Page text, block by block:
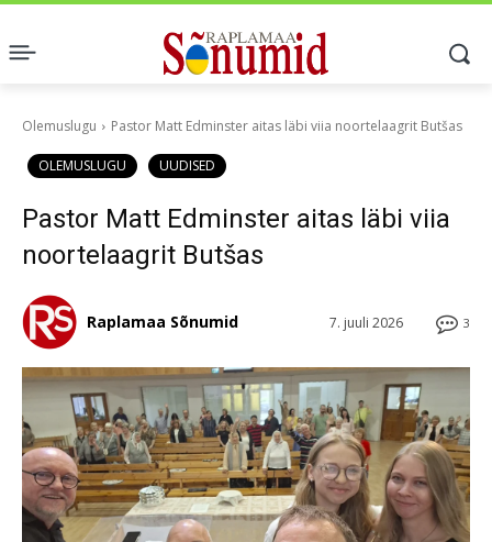
Olemuslugu Pastor Matt Edminster aitas läbi viia noortelaagrit Butšas
OLEMUSLUGU UUDISED
Pastor Matt Edminster aitas läbi viia
noortelaagrit Butšas
3
7. juuli 2026
Raplamaa Sõnumid